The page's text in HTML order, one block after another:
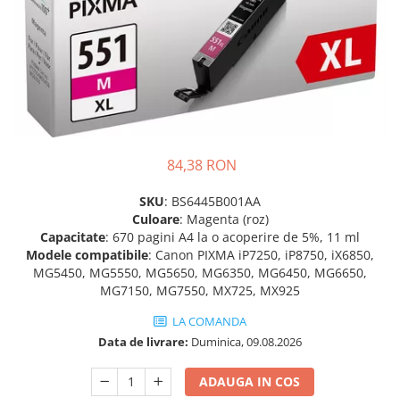
Ribbon
Developer
Consumabile imprimanta
compatibile
Tonere compatibile
Cartuse compatibile
Accesorii imprimante 3D
Filament imprimanta 3D
Laptopuri / notebookuri
84,38 RON
SKU: BS6445B001AA
Culoare: Magenta (roz)
Capacitate: 670 pagini A4 la o acoperire de 5%, 11 ml
Modele compatibile: Canon PIXMA iP7250, iP8750, iX6850,
MG5450, MG5550, MG5650, MG6350, MG6450, MG6650,
MG7150, MG7550, MX725, MX925
LA COMANDA
Data de livrare: Duminica, 09.08.2026
ADAUGA IN COS